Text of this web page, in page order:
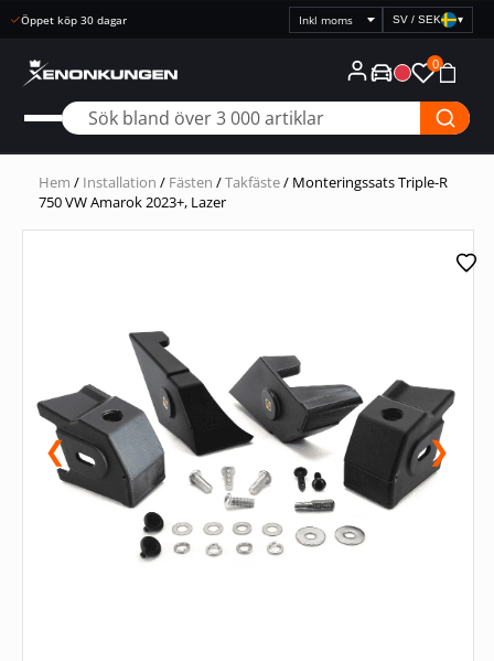
Öppet köp 30 dagar
Välj
prisvisning
SV / SEK ▾
0
Hem / Installation / Fästen /Takfäste/ Monteringssats Triple-R
750 VW Amarok 2023+, Lazer
❮ ❯